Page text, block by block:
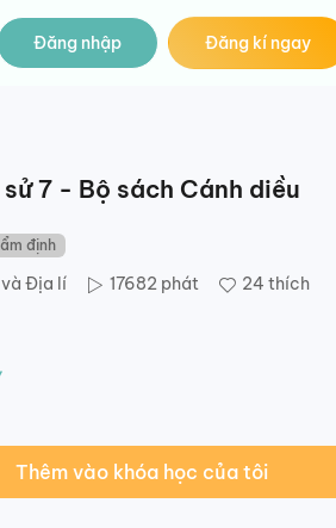
Đăng nhập Đăng kí ngay
7 - Bộ sách Cánh diều
định
và Địa lí 17682 phát 24 thích
Thêm vào khóa học của tôi